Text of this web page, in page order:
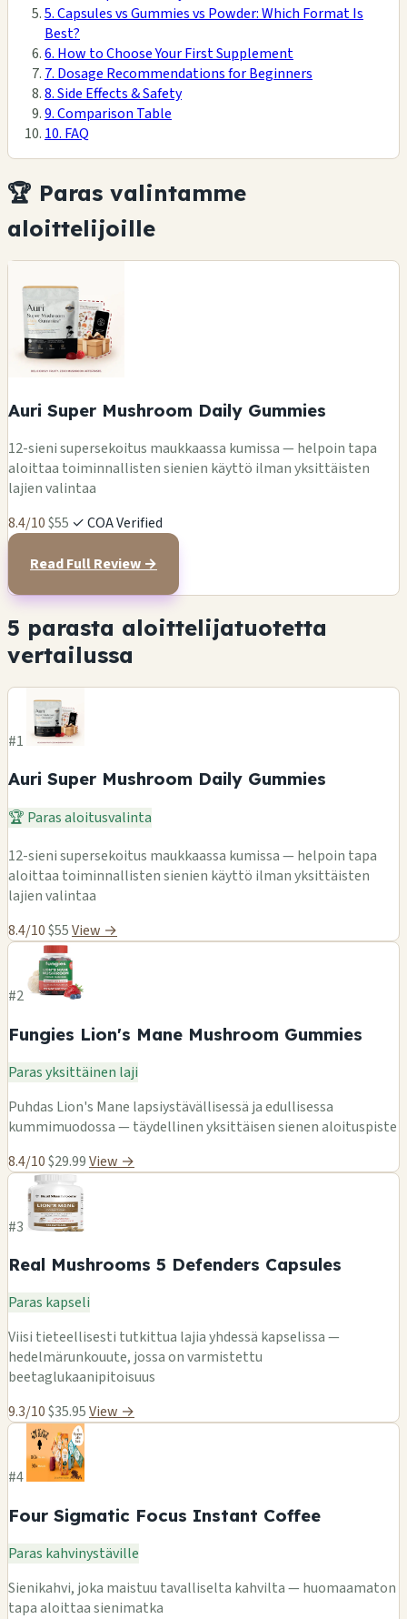
5. Capsules vs Gummies vs Powder: Which Format Is
Best?
6. How to Choose Your First Supplement
7. Dosage Recommendations for Beginners
8. Side Effects & Safety
9. Comparison Table
10. FAQ
🏆 Paras valintamme
aloittelijoille
Auri Super Mushroom Daily Gummies
12-sieni supersekoitus maukkaassa kumissa — helpoin tapa
aloittaa toiminnallisten sienien käyttö ilman yksittäisten
lajien valintaa
8.4/10$55 ✓ COA Verified
Read Full Review →
5 parasta aloittelijatuotetta
vertailussa
#1
Auri Super Mushroom Daily Gummies
🏆 Paras aloitusvalinta
12-sieni supersekoitus maukkaassa kumissa — helpoin tapa
aloittaa toiminnallisten sienien käyttö ilman yksittäisten
lajien valintaa
8.4/10$55View →
#2
Fungies Lion's Mane Mushroom Gummies
Paras yksittäinen laji
Puhdas Lion's Mane lapsiystävällisessä ja edullisessa
kummimuodossa — täydellinen yksittäisen sienen aloituspiste
8.4/10$29.99View →
#3
Real Mushrooms 5 Defenders Capsules
Paras kapseli
Viisi tieteellisesti tutkittua lajia yhdessä kapselissa —
hedelmärunkouute, jossa on varmistettu
beetaglukaanipitoisuus
9.3/10$35.95View →
#4
Four Sigmatic Focus Instant Coffee
Paras kahvinystäville
Sienikahvi, joka maistuu tavalliselta kahvilta — huomaamaton
tapa aloittaa sienimatka